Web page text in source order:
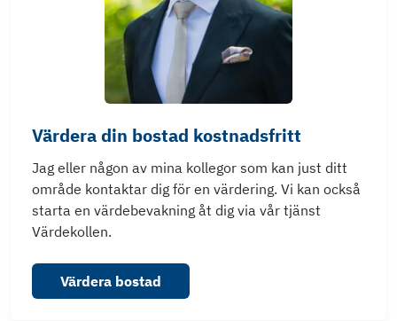
Värdera din bostad kostnadsfritt
Jag eller någon av mina kollegor som kan just ditt
område kontaktar dig för en värdering. Vi kan också
starta en värdebevakning åt dig via vår tjänst
Värdekollen.
Värdera bostad